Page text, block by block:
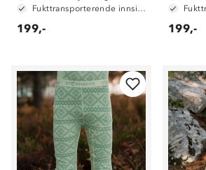
Fukttransporterende innside, 100% polyester
199,- 199,-